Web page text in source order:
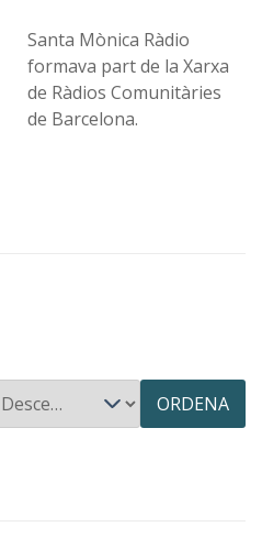
Santa Mònica Ràdio
formava part de la Xarxa
de Ràdios Comunitàries
de Barcelona.
ORDENA